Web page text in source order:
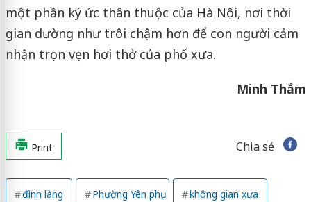
một phần ký ức thân thuộc của Hà Nội, nơi thời
gian dường như trôi chậm hơn để con người cảm
nhận trọn vẹn hơi thở của phố xưa.
Minh Thắm
Print Chia sẻ
đình làng Phường Yên phụ không gian xưa